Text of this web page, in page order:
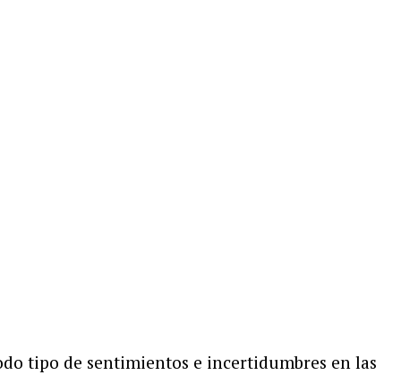
tipo de sentimientos e incertidumbres en las